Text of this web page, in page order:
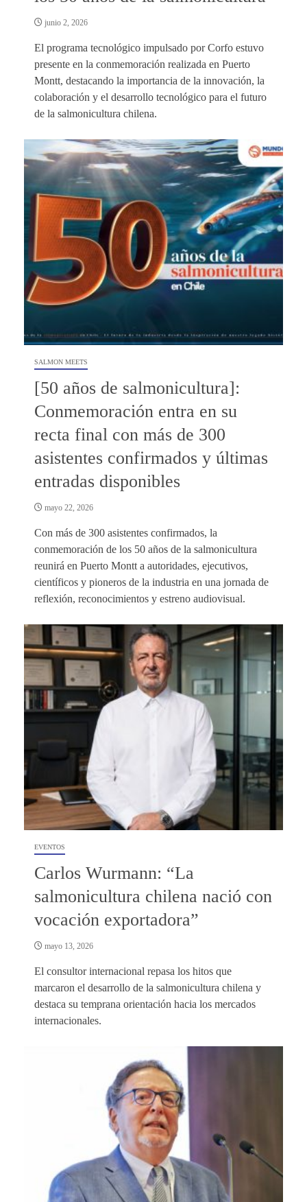
junio 2, 2026
El programa tecnológico impulsado por Corfo estuvo
presente en la conmemoración realizada en Puerto
Montt, destacando la importancia de la innovación, la
colaboración y el desarrollo tecnológico para el futuro
de la salmonicultura chilena.
SALMON MEETS
[50 años de salmonicultura]:
Conmemoración entra en su
recta final con más de 300
asistentes confirmados y últimas
entradas disponibles
mayo 22, 2026
Con más de 300 asistentes confirmados, la
conmemoración de los 50 años de la salmonicultura
reunirá en Puerto Montt a autoridades, ejecutivos,
científicos y pioneros de la industria en una jornada de
reflexión, reconocimientos y estreno audiovisual.
EVENTOS
Carlos Wurmann: “La
salmonicultura chilena nació con
vocación exportadora”
mayo 13, 2026
El consultor internacional repasa los hitos que
marcaron el desarrollo de la salmonicultura chilena y
destaca su temprana orientación hacia los mercados
internacionales.